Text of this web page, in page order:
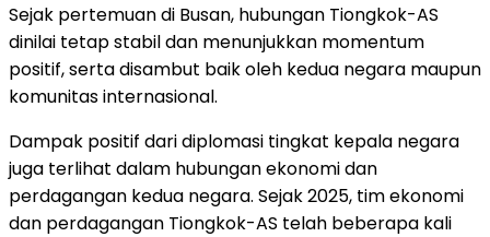
Sejak pertemuan di Busan, hubungan Tiongkok-AS
dinilai tetap stabil dan menunjukkan momentum
positif, serta disambut baik oleh kedua negara maupun
komunitas internasional.
Dampak positif dari diplomasi tingkat kepala negara
juga terlihat dalam hubungan ekonomi dan
perdagangan kedua negara. Sejak 2025, tim ekonomi
dan perdagangan Tiongkok-AS telah beberapa kali